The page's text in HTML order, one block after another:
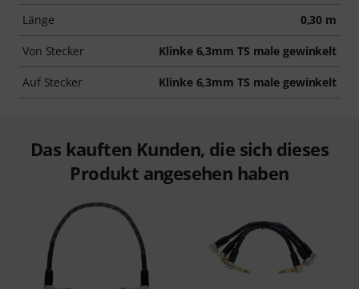
Länge 0,30 m
Von Stecker Klinke 6,3mm TS male gewinkelt
Auf Stecker Klinke 6,3mm TS male gewinkelt
Das kauften Kunden, die sich dieses
Produkt angesehen haben